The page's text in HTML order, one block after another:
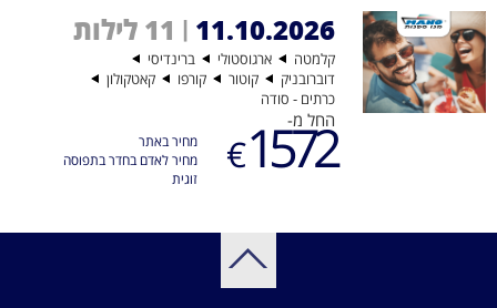
11.10.2026
| 11 לילות
קלמטה ארגוסטולי
ברינדיסי
דוברובניק
קוטור קורפו
קאטקולון
כרתים - סודה
החל מ-
1572
€
מחיר באתר
מחיר לאדם בחדר בתפוסה
זוגית